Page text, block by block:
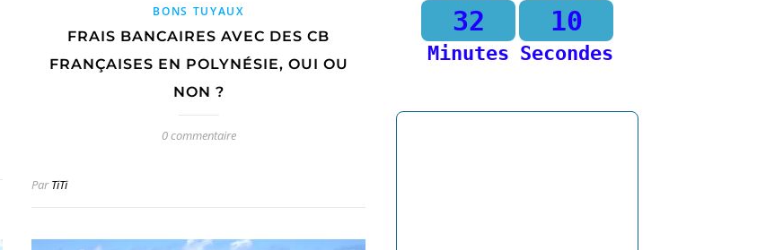
BONS TUYAUX
FRAIS BANCAIRES AVEC DES CB
FRANÇAISES EN POLYNÉSIE, OUI OU
NON ?
0 commentaire
ParTiTi
32
Minutes
10
Secondes